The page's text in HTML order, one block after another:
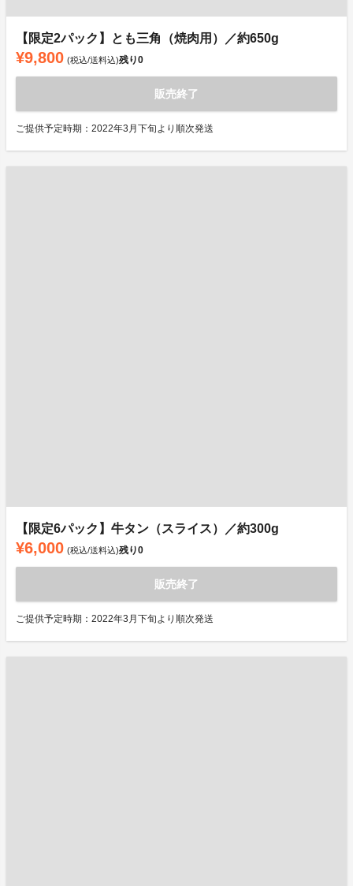
【限定2パック】とも三角（焼肉用）／約650g
¥9,800 (税込/送料込)残り0
販売終了
ご提供予定時期：2022年3月下旬より順次発送
【限定6パック】牛タン（スライス）／約300g
¥6,000 (税込/送料込)残り0
販売終了
ご提供予定時期：2022年3月下旬より順次発送